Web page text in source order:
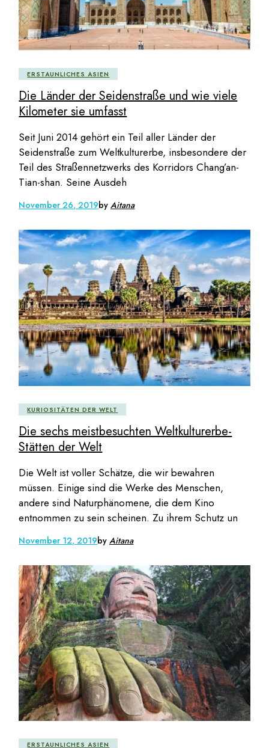
ERSTAUNLICHES ASIEN
Die Länder der Seidenstraße und wie viele
Kilometer sie umfasst
Seit Juni 2014 gehört ein Teil aller Länder der
Seidenstraße zum Weltkulturerbe, insbesondere der
Teil des Straßennetzwerks des Korridors Chang’an-
Tian-shan. Seine Ausdeh
November 26, 2019byAitana
KURIOSITÄTEN DER WELT
Die sechs meistbesuchten Weltkulturerbe-
Stätten der Welt
Die Welt ist voller Schätze, die wir bewahren
müssen. Einige sind die Werke des Menschen,
andere sind Naturphänomene, die dem Kino
entnommen zu sein scheinen. Zu ihrem Schutz un
November 12, 2019byAitana
ERSTAUNLICHES ASIEN